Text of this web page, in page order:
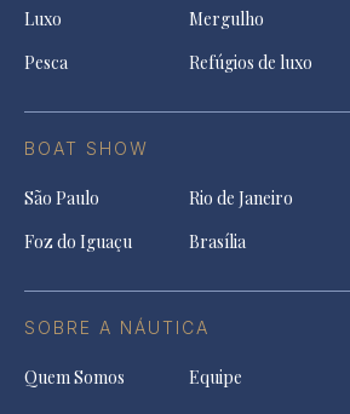
Luxo
Mergulho
Pesca
Refúgios de luxo
BOAT SHOW
São Paulo Rio de Janeiro
Foz do Iguaçu
Brasília
SOBRE A NÁUTICA
Quem Somos Equipe